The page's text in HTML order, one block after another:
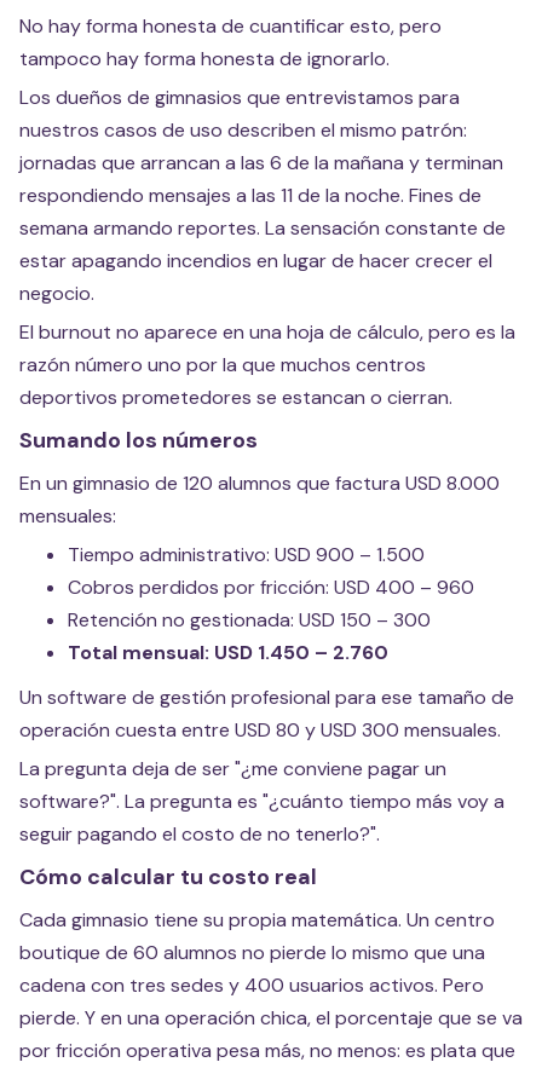
No hay forma honesta de cuantificar esto, pero
tampoco hay forma honesta de ignorarlo.
Los dueños de gimnasios que entrevistamos para
nuestros casos de uso describen el mismo patrón:
jornadas que arrancan a las 6 de la mañana y terminan
respondiendo mensajes a las 11 de la noche. Fines de
semana armando reportes. La sensación constante de
estar apagando incendios en lugar de hacer crecer el
negocio.
El burnout no aparece en una hoja de cálculo, pero es la
razón número uno por la que muchos centros
deportivos prometedores se estancan o cierran.
Sumando los números
En un gimnasio de 120 alumnos que factura USD 8.000
mensuales:
Tiempo administrativo: USD 900 – 1.500
Cobros perdidos por fricción: USD 400 – 960
Retención no gestionada: USD 150 – 300
Total mensual: USD 1.450 – 2.760
Un software de gestión profesional para ese tamaño de
operación cuesta entre USD 80 y USD 300 mensuales.
La pregunta deja de ser "¿me conviene pagar un
software?". La pregunta es "¿cuánto tiempo más voy a
seguir pagando el costo de no tenerlo?".
Cómo calcular tu costo real
Cada gimnasio tiene su propia matemática. Un centro
boutique de 60 alumnos no pierde lo mismo que una
cadena con tres sedes y 400 usuarios activos. Pero
pierde. Y en una operación chica, el porcentaje que se va
por fricción operativa pesa más, no menos: es plata que